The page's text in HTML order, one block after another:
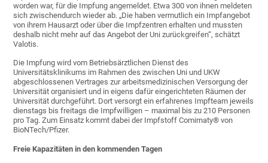
worden war, für die Impfung angemeldet. Etwa 300 von ihnen meldeten
sich zwischendurch wieder ab. „Die haben vermutlich ein Impfangebot
von ihrem Hausarzt oder über die Impfzentren erhalten und mussten
deshalb nicht mehr auf das Angebot der Uni zurückgreifen“, schätzt
Valotis.
Die Impfung wird vom Betriebsärztlichen Dienst des
Universitätsklinikums im Rahmen des zwischen Uni und UKW
abgeschlossenen Vertrages zur arbeitsmedizinischen Versorgung der
Universität organisiert und in eigens dafür eingerichteten Räumen der
Universität durchgeführt. Dort versorgt ein erfahrenes Impfteam jeweils
dienstags bis freitags die Impfwilligen – maximal bis zu 210 Personen
pro Tag. Zum Einsatz kommt dabei der Impfstoff Comirnaty® von
BioNTech/Pfizer.
Freie Kapazitäten in den kommenden Tagen